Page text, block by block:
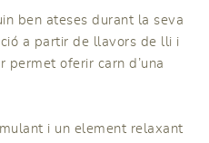
ben ateses durant la seva
a partir de llavors de lli i
permet oferir carn d’una
i un element relaxant